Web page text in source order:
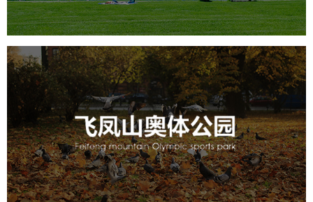
飞凤山奥体公园
旅游休闲 公园 AI人工智能
智慧公园
智慧体育公园
智能步道 智能大数据平台
AR太极
智能体测